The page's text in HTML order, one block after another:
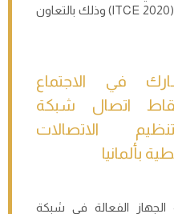
الحاسبات 2020 (ITCE 2020) وذلك بالتعاون
في الاجتماع
اتصال شبكة
الاتصالات
بألمانيا
الجهاز الفعالة في شبكة